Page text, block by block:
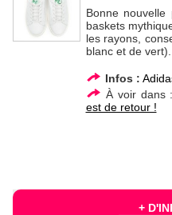
Bonne
baskets
les rayons,
blanc et de
Infos :
À voir dans
est de retour !
+